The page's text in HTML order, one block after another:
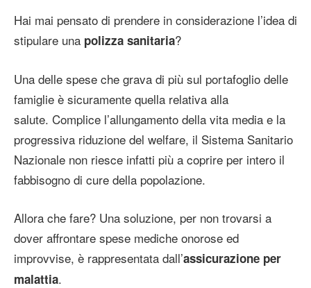
Hai mai pensato di prendere in considerazione l’idea di
stipulare una polizza sanitaria?
Una delle spese che grava di più sul portafoglio delle
famiglie è sicuramente quella relativa alla
salute. Complice l’allungamento della vita media e la
progressiva riduzione del welfare, il Sistema Sanitario
Nazionale non riesce infatti più a coprire per intero il
fabbisogno di cure della popolazione.
Allora che fare? Una soluzione, per non trovarsi a
dover affrontare spese mediche onorose ed
improvvise, è rappresentata dall’assicurazione per
malattia.